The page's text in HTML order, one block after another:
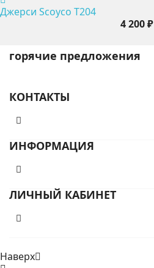
Джерси Scoyco T204
4 200 ₽
горячие предложения
КОНТАКТЫ
ИНФОРМАЦИЯ
ЛИЧНЫЙ КАБИНЕТ
Наверх